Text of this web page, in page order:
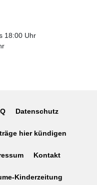
18:00 Uhr
Datenschutz
hier kündigen
Kontakt
Kinderzeitung